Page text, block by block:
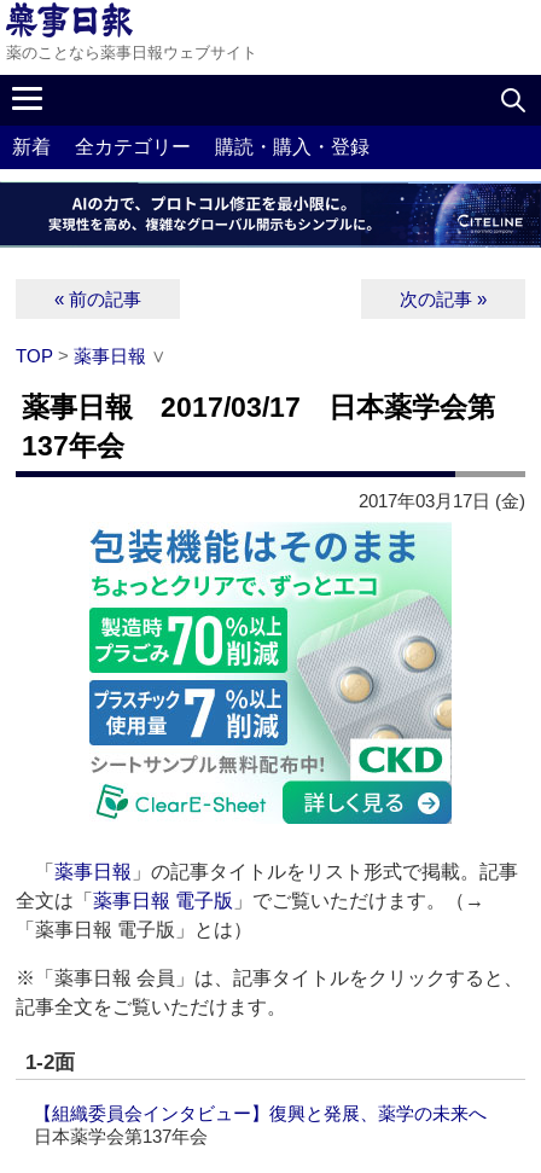
薬のことなら薬事日報ウェブサイト
新着 全カテゴリー 購読・購入・登録
« 前の記事 次の記事 »
TOP >薬事日報 ∨
薬事日報 2017/03/17 日本薬学会第
137年会
2017年03月17日 (金)
「薬事日報 」の記事タイトルをリスト形式で掲載。記事
全文は「薬事日報 電子版 」でご覧いただけます。（→
「薬事日報 電子版」とは）
※「薬事日報 会員」は、記事タイトルをクリックすると、
記事全文をご覧いただけます。
1-2面
【組織委員会インタビュー】復興と発展、薬学の未来へ
日本薬学会第137年会